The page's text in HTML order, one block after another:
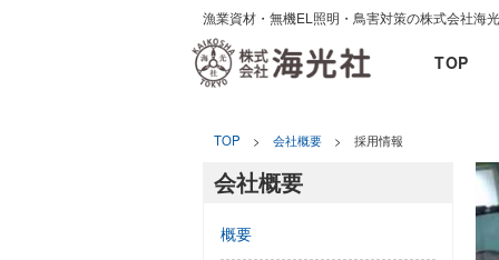
漁業資材・無機EL照明・鳥害対策の株式会社海
TOP
TOP > 会社概要 > 採用情報
会社概要
概要